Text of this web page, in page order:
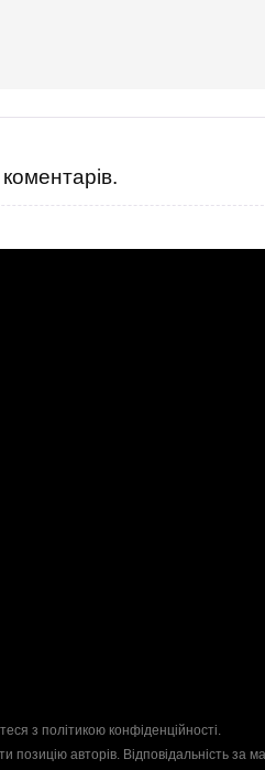
з політикою конфіденційності.
авторів. Відповідальність за